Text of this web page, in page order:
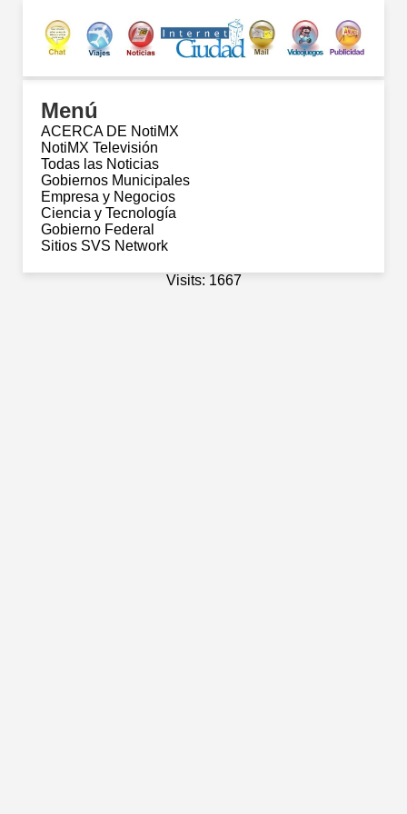
Menú
ACERCA DE NotiMX
NotiMX Televisión
Todas las Noticias
Gobiernos Municipales
Empresa y Negocios
Ciencia y Tecnología
Gobierno Federal
Sitios SVS Network
Visits: 1667